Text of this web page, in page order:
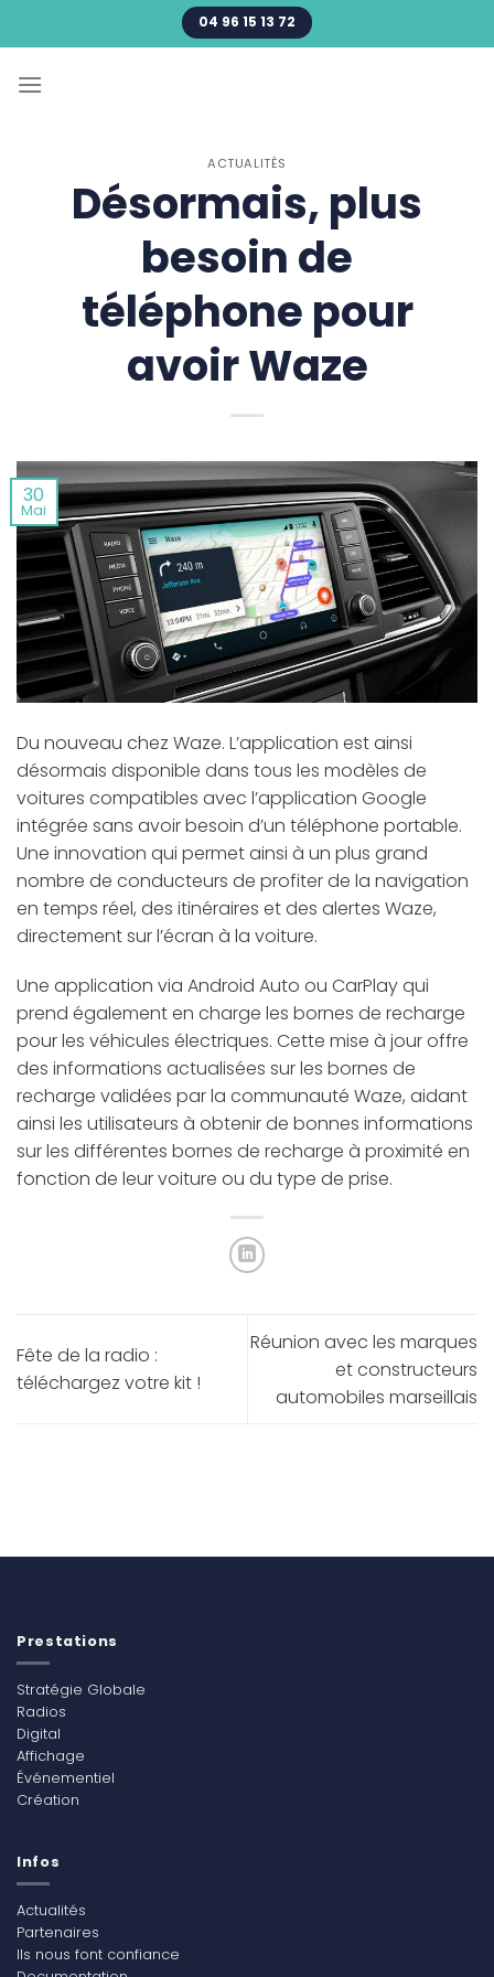
au
04 96 15 13 72
ACTUALITÉS
Désormais, plus
besoin de
téléphone pour
avoir Waze
30
Mai
Du nouveau chez Waze. L’application est ainsi
désormais disponible dans tous les modèles de
voitures compatibles avec l’application Google
intégrée sans avoir besoin d’un téléphone portable.
Une innovation qui permet ainsi à un plus grand
nombre de conducteurs de profiter de la navigation
en temps réel, des itinéraires et des alertes Waze,
directement sur l’écran à la voiture.
Une application via Android Auto ou CarPlay qui
prend également en charge les bornes de recharge
pour les véhicules électriques. Cette mise à jour offre
des informations actualisées sur les bornes de
recharge validées par la communauté Waze, aidant
ainsi les utilisateurs à obtenir de bonnes informations
sur les différentes bornes de recharge à proximité en
fonction de leur voiture ou du type de prise.
Fête de la radio :
téléchargez votre kit !
Réunion avec les marques
et constructeurs
automobiles marseillais
Prestations
Stratégie Globale
Radios
Digital
Affichage
Événementiel
Création
Infos
Actualités
Partenaires
Ils nous font confiance